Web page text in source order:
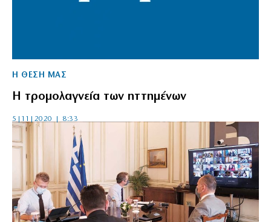
Η ΘΕΣΗ ΜΑΣ
Η τρομολαγνεία των ηττημένων
5|11|2020 | 8:33